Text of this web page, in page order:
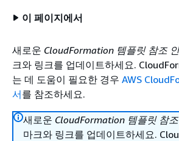
이 페이지에서
새로운 CloudFormation 템플릿 참조
크와 링크를 업데이트하세요.
는 데 도움이 필요한 경우 AWS
서를 참조하세요.
새로운 CloudFormation 템플릿 참
마크와 링크를 업데이트하세요.